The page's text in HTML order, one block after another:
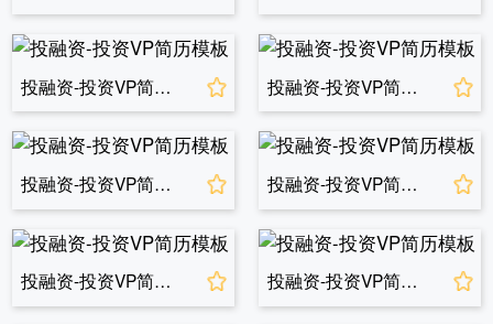
投融资-投资VP简历模板 投融资-投资VP简历模板
投融资-投资VP简历模板 投融资-投资VP简历模板
投融资-投资VP简历模板 投融资-投资VP简历模板